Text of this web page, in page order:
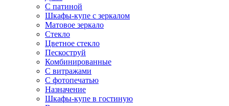
С патиной
Шкафы-купе с зеркалом
Матовое зеркало
Стекло
Цветное стекло
Пескоструй
Комбинированные
С витражами
С фотопечатью
Назначение
Шкафы-купе в гостиную